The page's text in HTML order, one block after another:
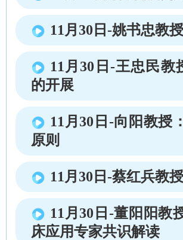
11月30日-姚书忠教
11月30日-王忠民教
的开展
11月30日-向阳教授
原则
11月30日-蔡红兵教
11月30日-董阳阳教
床应用专家共识解读